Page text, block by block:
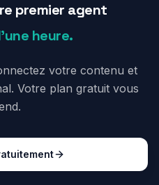
premier agent
heure.
votre contenu et
Votre plan gratuit vous